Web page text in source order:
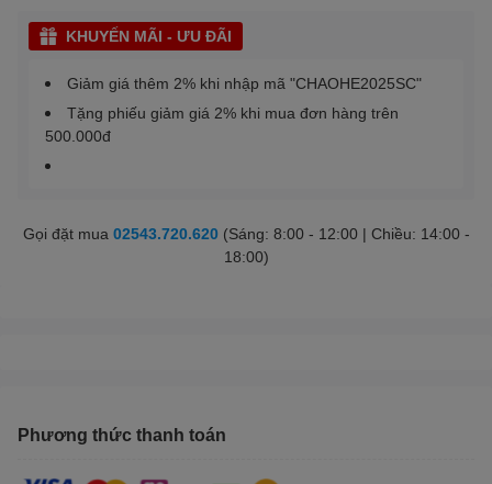
KHUYẾN MÃI - ƯU ĐÃI
Giảm giá thêm 2% khi nhập mã "CHAOHE2025SC"
Tặng phiếu giảm giá 2% khi mua đơn hàng trên
500.000đ
Gọi đặt mua 02543.720.620(Sáng: 8:00 - 12:00 | Chiều: 14:00 -
18:00)
Phương thức thanh toán